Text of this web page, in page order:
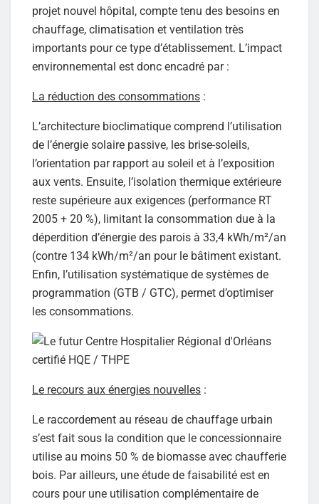
projet nouvel hôpital, compte tenu des besoins en
chauffage, climatisation et ventilation très
importants pour ce type d’établissement. L’impact
environnemental est donc encadré par :
La réduction des consommations :
L’architecture bioclimatique comprend l’utilisation
de l’énergie solaire passive, les brise-soleils,
l’orientation par rapport au soleil et à l’exposition
aux vents. Ensuite, l’isolation thermique extérieure
reste supérieure aux exigences (performance RT
2005 + 20 %), limitant la consommation due à la
déperdition d’énergie des parois à 33,4 kWh/m²/an
(contre 134 kWh/m²/an pour le bâtiment existant.
Enfin, l’utilisation systématique de systèmes de
programmation (GTB / GTC), permet d’optimiser
les consommations.
Le recours aux énergies nouvelles :
Le raccordement au réseau de chauffage urbain
s’est fait sous la condition que le concessionnaire
utilise au moins 50 % de biomasse avec chaufferie
bois. Par ailleurs, une étude de faisabilité est en
cours pour une utilisation complémentaire de